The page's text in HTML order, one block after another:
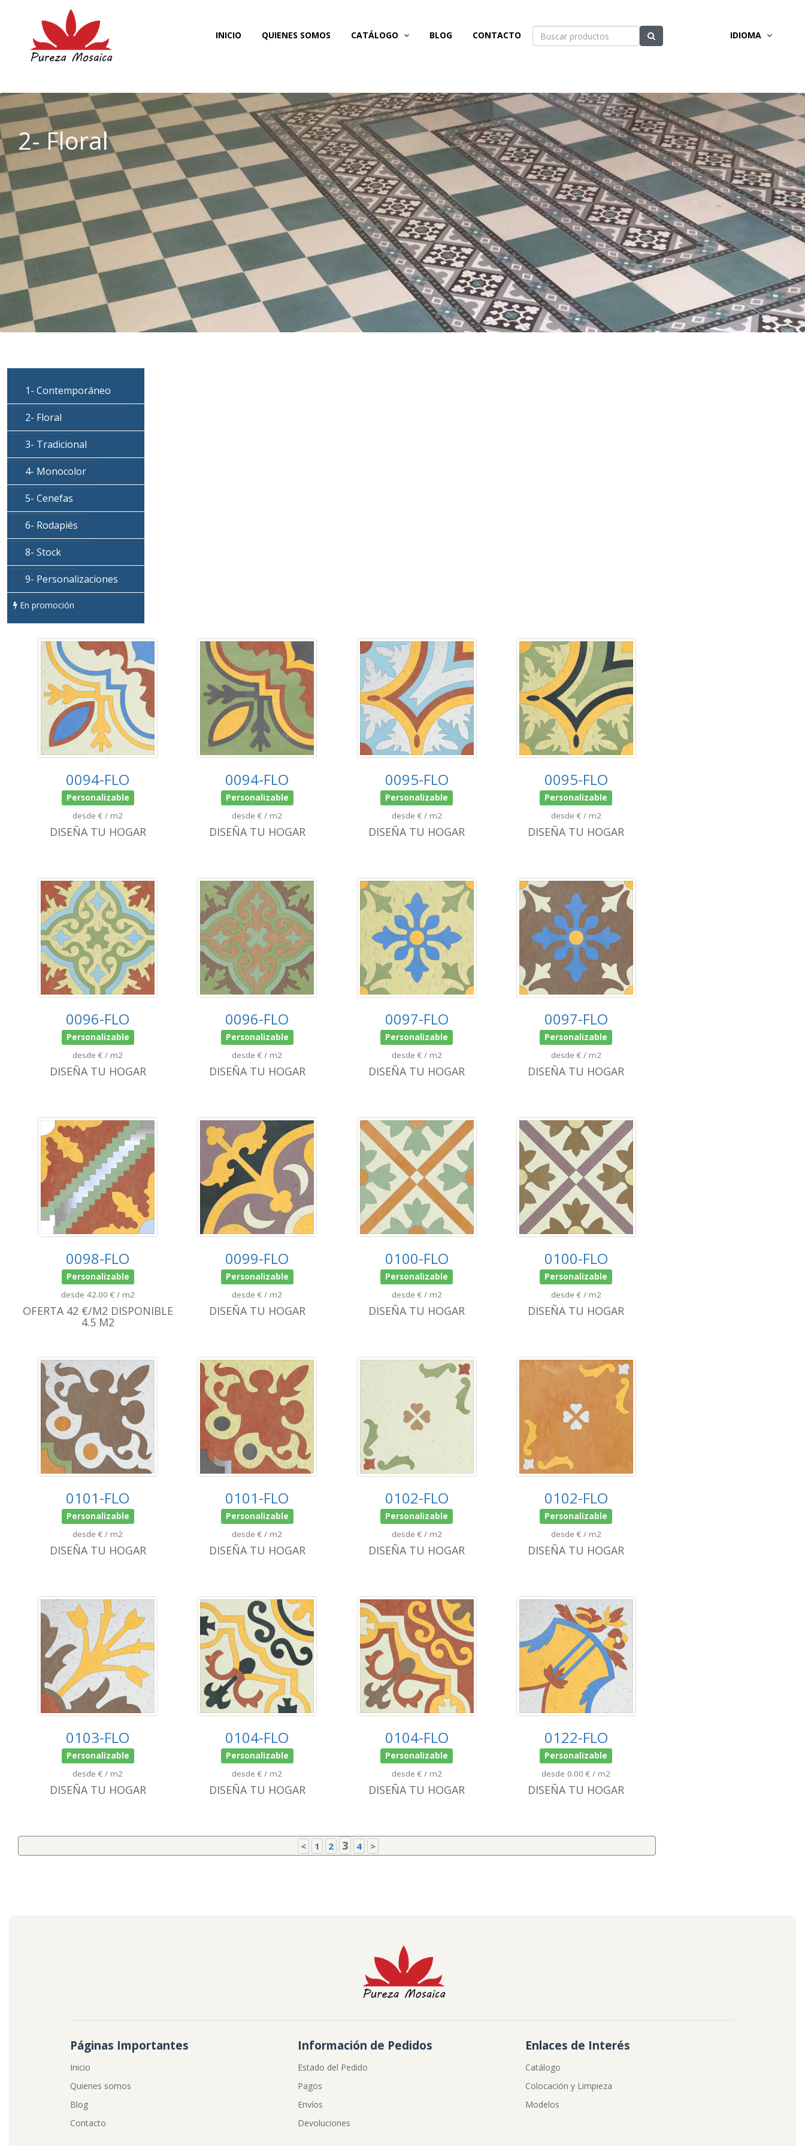
INICIO QUIENES SOMOS CATÁLOGO BLOG CONTACTO IDIOMA
2- Floral
1- Contemporáneo
2- Floral
3- Tradicional
4- Monocolor
5- Cenefas
6- Rodapiés
8- Stock
9- Personalizaciones
En promoción
0094-FLO
Personalizable
desde € / m2
DISEÑA TU HOGAR
0094-FLO
Personalizable
desde € / m2
DISEÑA TU HOGAR
0095-FLO
Personalizable
desde € / m2
DISEÑA TU HOGAR
0095-FLO
Personalizable
desde € / m2
DISEÑA TU HOGAR
0096-FLO
Personalizable
desde € / m2
DISEÑA TU HOGAR
0096-FLO
Personalizable
desde € / m2
DISEÑA TU HOGAR
0097-FLO
Personalizable
desde € / m2
DISEÑA TU HOGAR
0097-FLO
Personalizable
desde € / m2
DISEÑA TU HOGAR
0098-FLO
Personalizable
desde 42.00 € / m2
OFERTA 42 €/M2 DISPONIBLE
4.5 M2
0099-FLO
Personalizable
desde € / m2
DISEÑA TU HOGAR
0100-FLO
Personalizable
desde € / m2
DISEÑA TU HOGAR
0100-FLO
Personalizable
desde € / m2
DISEÑA TU HOGAR
0101-FLO
Personalizable
desde € / m2
DISEÑA TU HOGAR
0101-FLO
Personalizable
desde € / m2
DISEÑA TU HOGAR
0102-FLO
Personalizable
desde € / m2
DISEÑA TU HOGAR
0102-FLO
Personalizable
desde € / m2
DISEÑA TU HOGAR
0103-FLO
Personalizable
desde € / m2
DISEÑA TU HOGAR
0104-FLO
Personalizable
desde € / m2
DISEÑA TU HOGAR
0104-FLO
Personalizable
desde € / m2
DISEÑA TU HOGAR
0122-FLO
Personalizable
desde 0.00 € / m2
DISEÑA TU HOGAR
< 1 2 3 4 >
Páginas Importantes
Inicio
Quienes somos
Blog
Contacto
Información de Pedidos
Estado del Pedido
Pagos
Envíos
Devoluciones
Enlaces de Interés
Catálogo
Colocación y Limpieza
Modelos